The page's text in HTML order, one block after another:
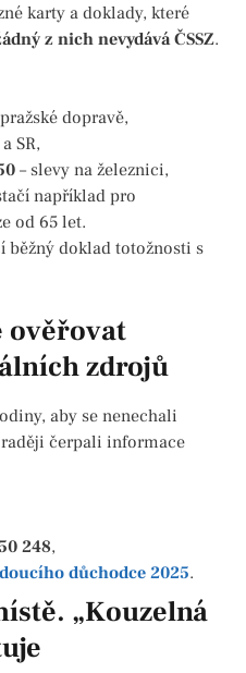
karty a doklady, které
z nich nevydává ČSSZ.
dopravě,
SR,
– slevy na železnici,
například pro
od 65 let.
běžný doklad totožnosti s
ověřovat
zdrojů
aby se nenechali
čerpali informace
248,
důchodce 2025.
„Kouzelná